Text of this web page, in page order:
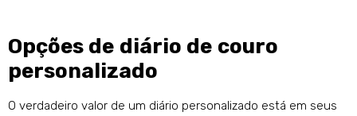
Opções de diário de couro
personalizado
O verdadeiro valor de um diário personalizado está em seus